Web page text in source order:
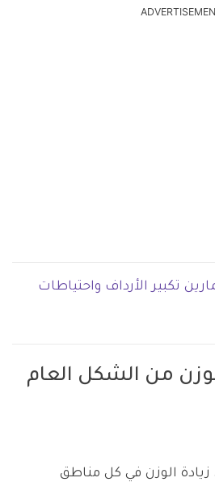
تكبير الأرداف واحتياطات
من الشكل العام
الوزن في كل مناطق